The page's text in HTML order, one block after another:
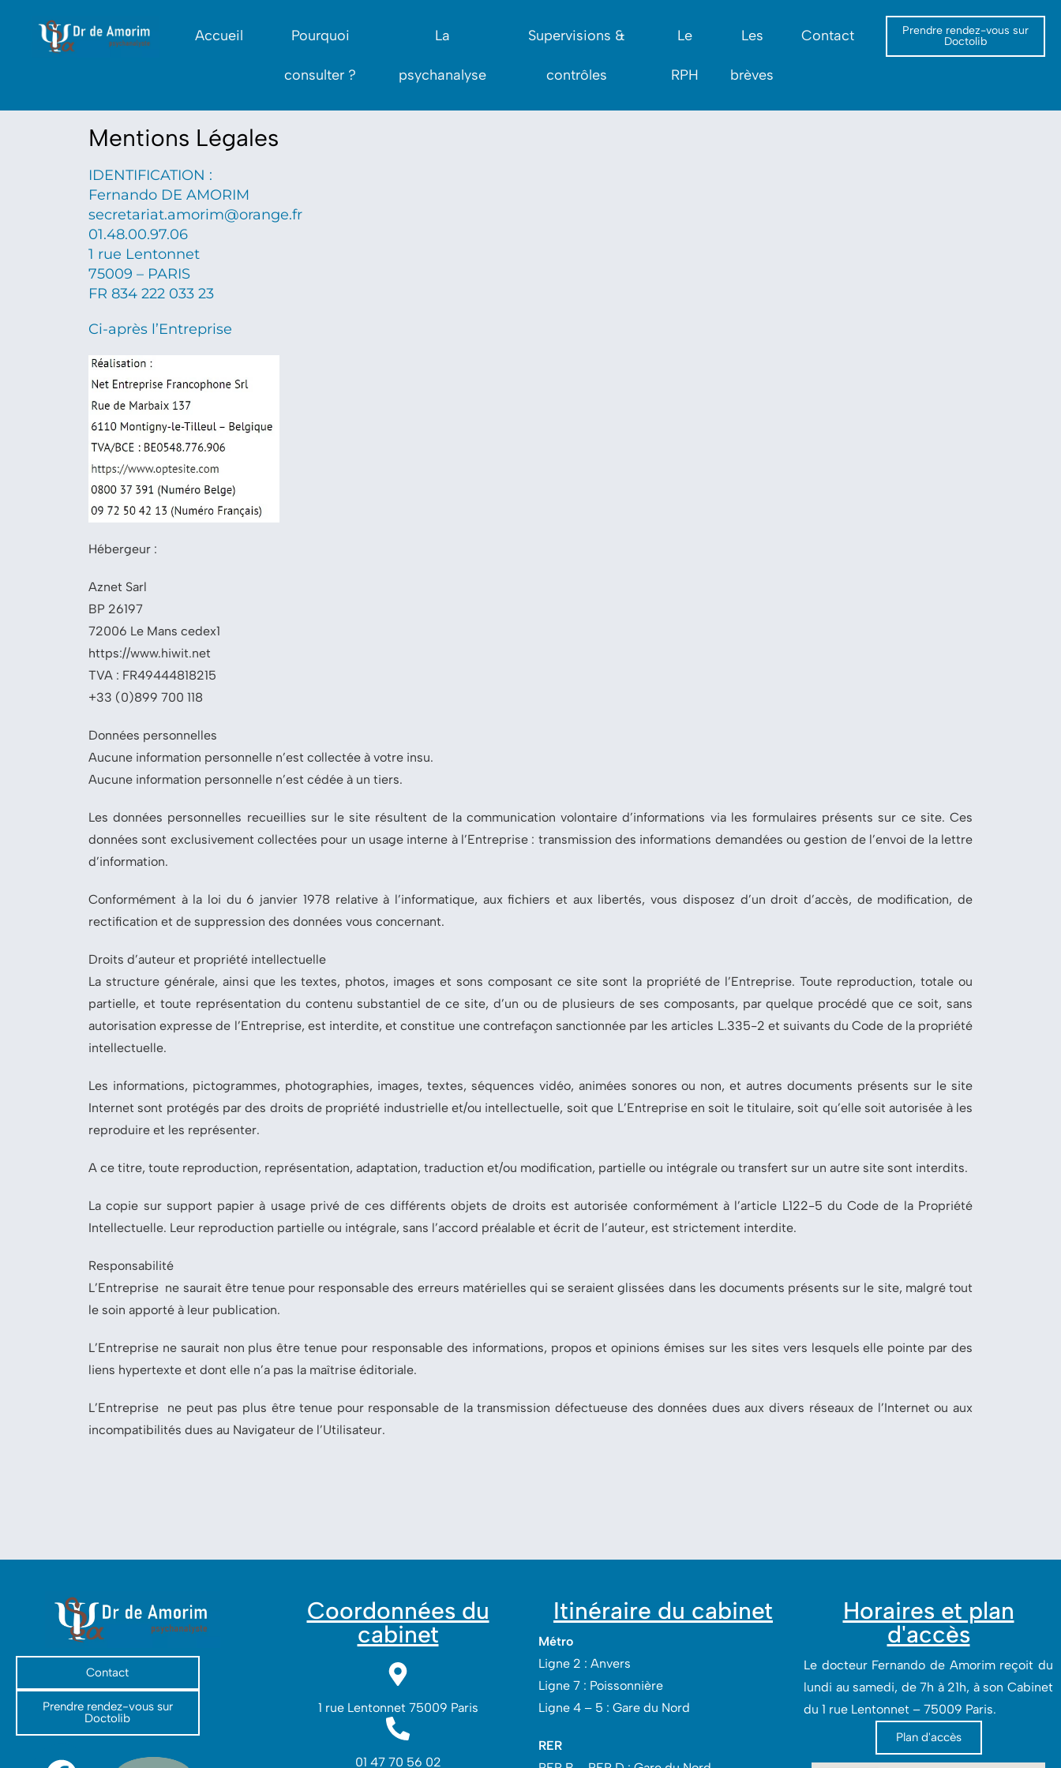
Accueil Pourquoi
consulter ?
La
psychanalyse
Supervisions &
contrôles
Le
RPH
Les
brèves
Contact
Prendre rendez-vous sur
Doctolib
Mentions Légales
IDENTIFICATION :
Fernando DE AMORIM
secretariat.amorim@orange.fr
01.48.00.97.06
1 rue Lentonnet
75009 – PARIS
FR 834 222 033 23
Ci-après l’Entreprise
Hébergeur :
Aznet Sarl
BP 26197
72006 Le Mans cedex1
https://www.hiwit.net
TVA : FR49444818215
+33 (0)899 700 118
Données personnelles
Aucune information personnelle n’est collectée à votre insu.
Aucune information personnelle n’est cédée à un tiers.
Les données personnelles recueillies sur le site résultent de la communication volontaire d’informations via les formulaires présents sur ce site. Ces
données sont exclusivement collectées pour un usage interne à l’Entreprise : transmission des informations demandées ou gestion de l’envoi de la lettre
d’information.
Conformément à la loi du 6 janvier 1978 relative à l’informatique, aux fichiers et aux libertés, vous disposez d’un droit d’accès, de modification, de
rectification et de suppression des données vous concernant.
Droits d’auteur et propriété intellectuelle
La structure générale, ainsi que les textes, photos, images et sons composant ce site sont la propriété de l’Entreprise. Toute reproduction, totale ou
partielle, et toute représentation du contenu substantiel de ce site, d’un ou de plusieurs de ses composants, par quelque procédé que ce soit, sans
autorisation expresse de l’Entreprise, est interdite, et constitue une contrefaçon sanctionnée par les articles L.335-2 et suivants du Code de la propriété
intellectuelle.
Les informations, pictogrammes, photographies, images, textes, séquences vidéo, animées sonores ou non, et autres documents présents sur le site
Internet sont protégés par des droits de propriété industrielle et/ou intellectuelle, soit que L’Entreprise en soit le titulaire, soit qu’elle soit autorisée à les
reproduire et les représenter.
A ce titre, toute reproduction, représentation, adaptation, traduction et/ou modification, partielle ou intégrale ou transfert sur un autre site sont interdits.
La copie sur support papier à usage privé de ces différents objets de droits est autorisée conformément à l’article L122-5 du Code de la Propriété
Intellectuelle. Leur reproduction partielle ou intégrale, sans l’accord préalable et écrit de l’auteur, est strictement interdite.
Responsabilité
L’Entreprise ne saurait être tenue pour responsable des erreurs matérielles qui se seraient glissées dans les documents présents sur le site, malgré tout
le soin apporté à leur publication.
L’Entreprise ne saurait non plus être tenue pour responsable des informations, propos et opinions émises sur les sites vers lesquels elle pointe par des
liens hypertexte et dont elle n’a pas la maîtrise éditoriale.
L’Entreprise ne peut pas plus être tenue pour responsable de la transmission défectueuse des données dues aux divers réseaux de l’Internet ou aux
incompatibilités dues au Navigateur de l’Utilisateur.
Contact
Prendre rendez-vous sur
Doctolib
Coordonnées du
cabinet
1 rue Lentonnet 75009 Paris
01 47 70 56 02
Itinéraire du cabinet
Métro
Ligne 2 : Anvers
Ligne 7 : Poissonnière
Ligne 4 – 5 : Gare du Nord
RER
Horaires et plan
d'accès
Le docteur Fernando de Amorim reçoit du
lundi au samedi, de 7h à 21h, à son Cabinet
du 1 rue Lentonnet – 75009 Paris.
Plan d'accès